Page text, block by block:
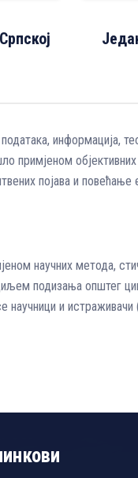
информација,
примјеном
појава и
научних метода,
подизања општег
и истраживачи